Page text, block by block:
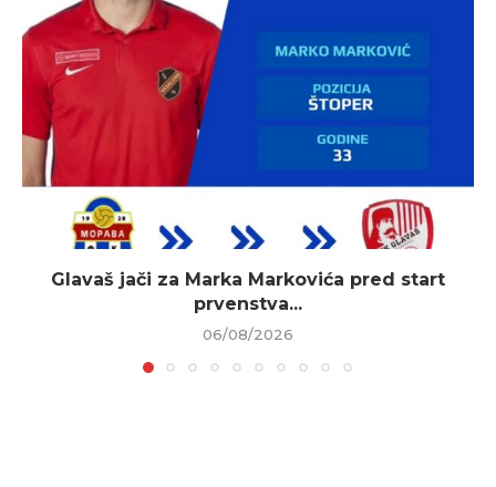
Glavaš jači za Marka Markovića pred start
prvenstva...
06/08/2026